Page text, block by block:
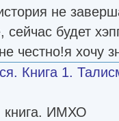
не
будет
честно!я хочу
Книга 1.
книга. ИМХО